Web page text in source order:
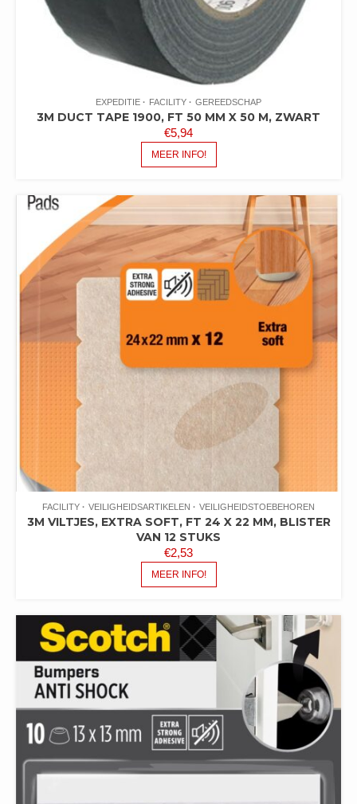
EXPEDITIE FACILITY GEREEDSCHAP
3M DUCT TAPE 1900, FT 50 MM X 50 M, ZWART
€5,94
MEER INFO!
FACILITY VEILIGHEIDSARTIKELEN VEILIGHEIDSTOEBEHOREN
3M VILTJES, EXTRA SOFT, FT 24 X 22 MM, BLISTER
VAN 12 STUKS
€2,53
MEER INFO!